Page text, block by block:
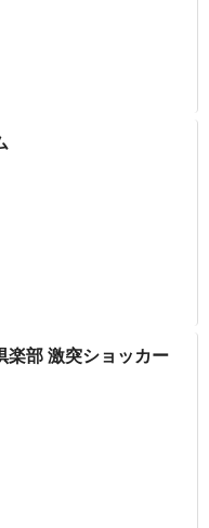
楽部 激突ショッカー